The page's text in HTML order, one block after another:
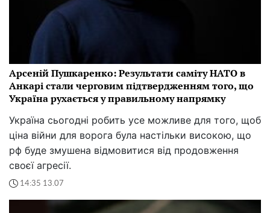
Арсеній Пушкаренко: Результати саміту НАТО в
Анкарі стали черговим підтвердженням того, що
Україна рухається у правильному напрямку
Україна сьогодні робить усе можливе для того, щоб
ціна війни для ворога була настільки високою, що
рф буде змушена відмовитися від продовження
своєї агресії.
14:35 13.07